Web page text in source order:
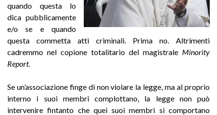
quando questa lo
dica pubblicamente
e/o se e quando
questa commetta atti criminali. Prima no. Altrimenti
cadremmo nel copione totalitario del magistrale Minority
Report.
Se un’associazione finge di non violare la legge, ma al proprio
interno i suoi membri complottano, la legge non può
intervenire fintanto che quei suoi membri si comportano